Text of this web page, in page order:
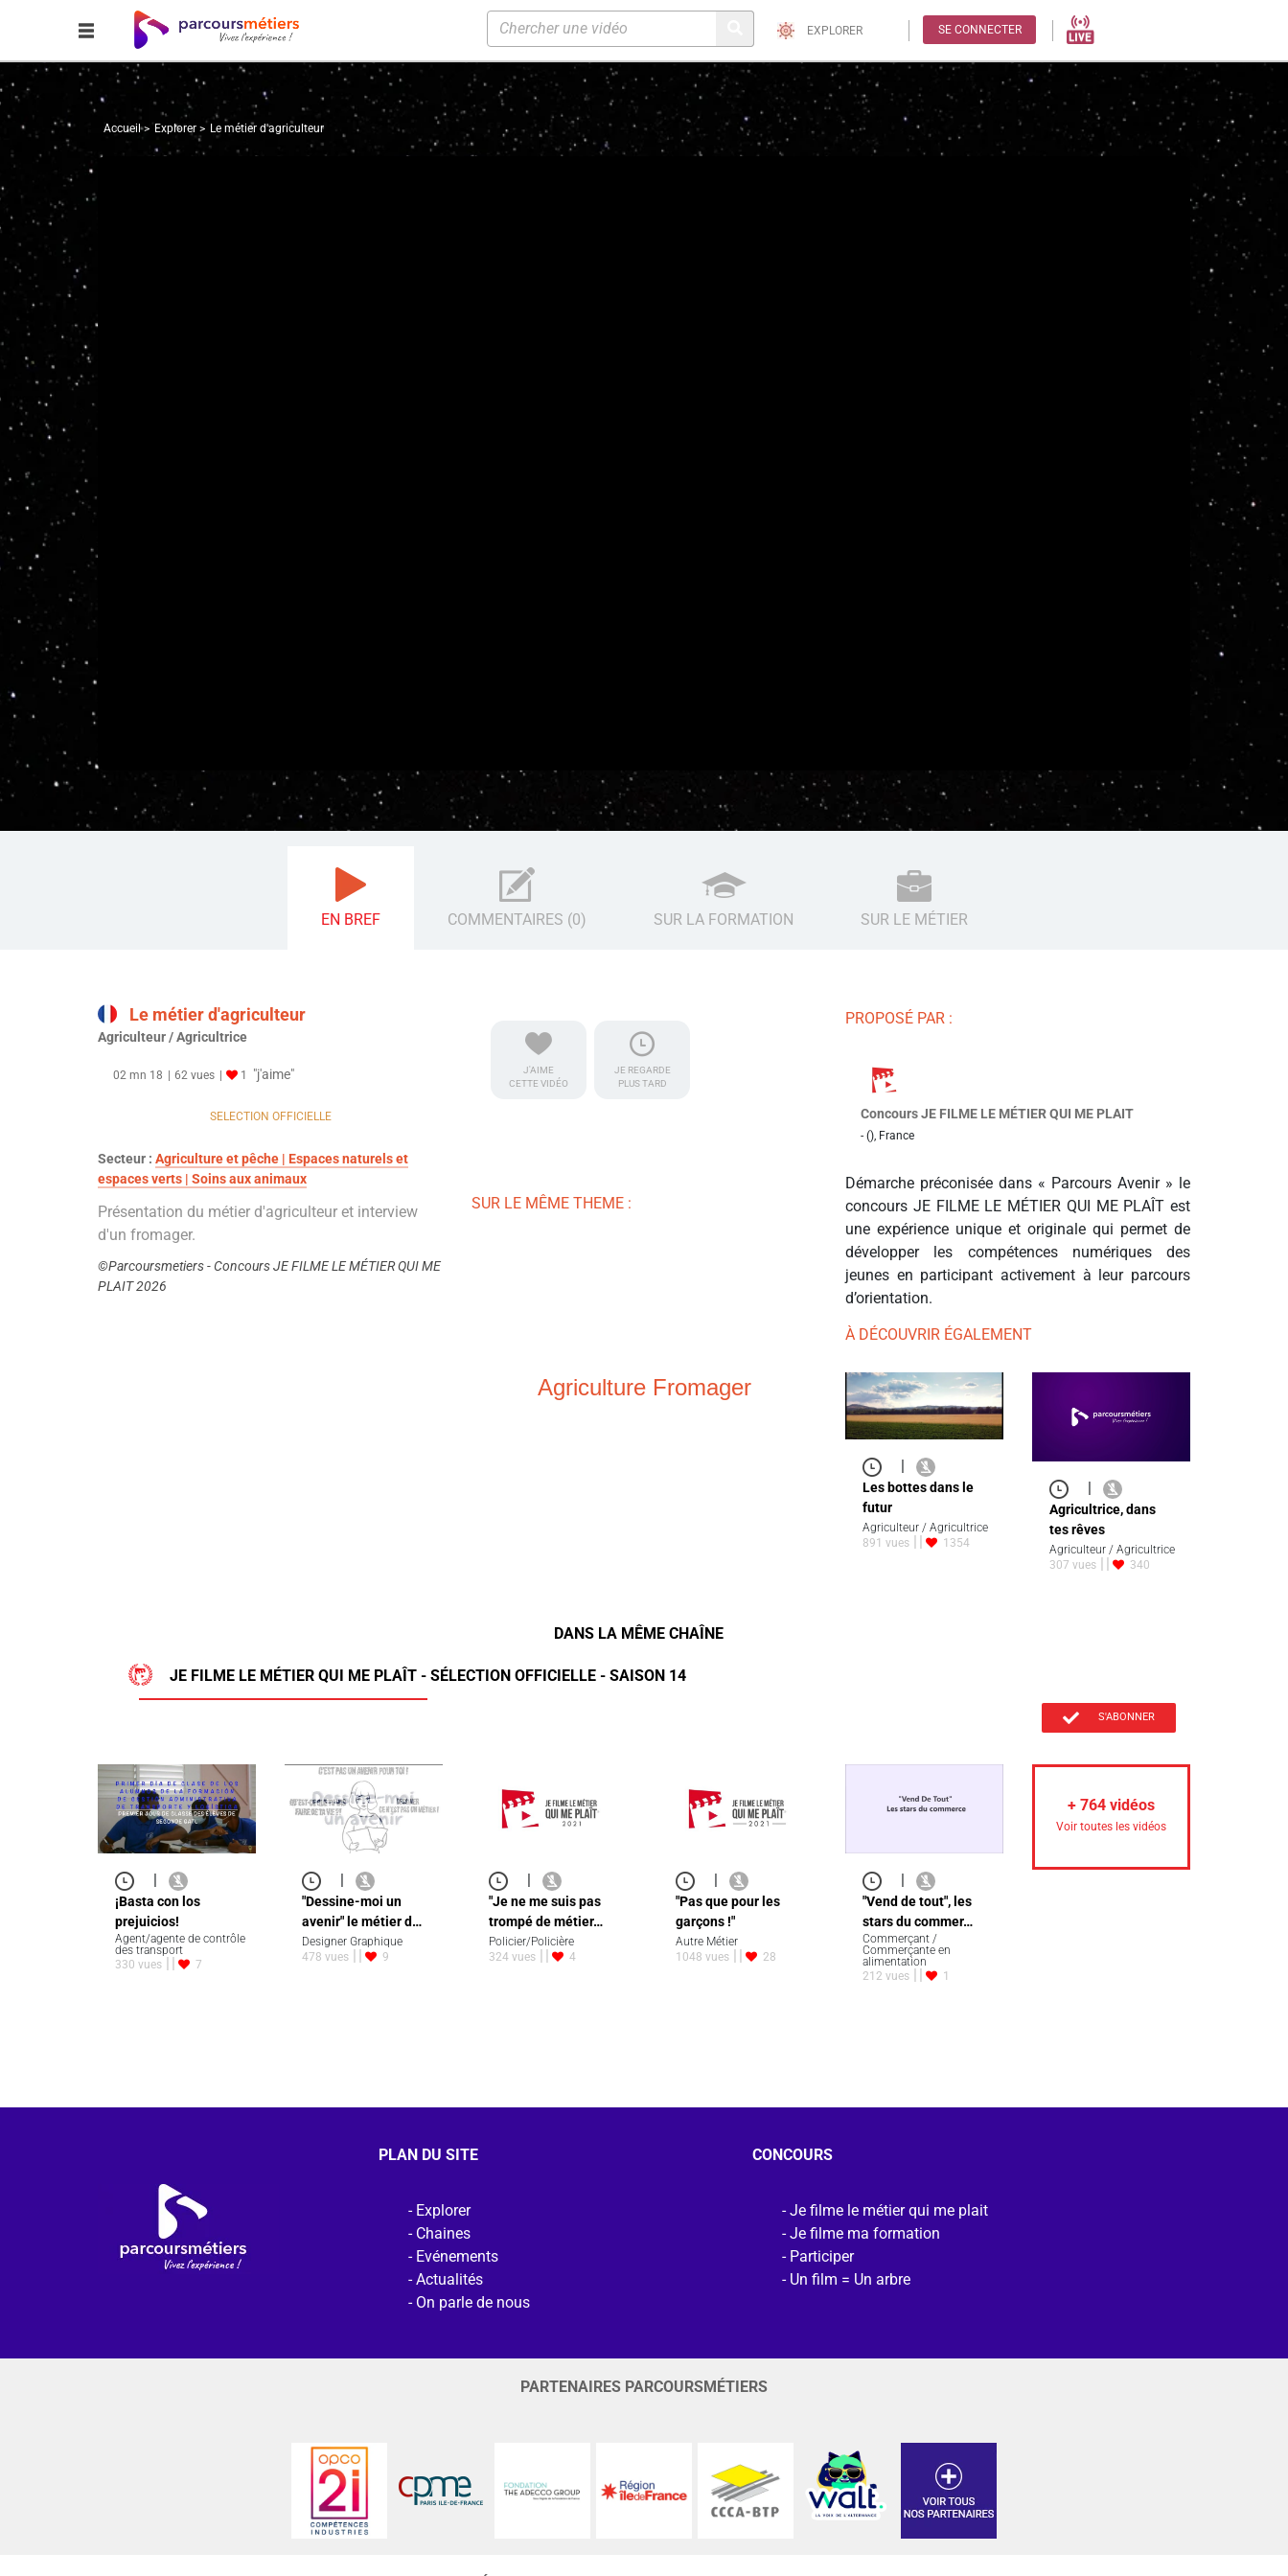
EXPLORER SE CONNECTER
Accueil Explorer Le métier d'agriculteur
EN BREF COMMENTAIRES (0) SUR LA FORMATION SUR LE MÉTIER
Le métier d'agriculteur
Agriculteur / Agricultrice
02 mn 18 62 vues 1 "j'aime"
SELECTION OFFICIELLE
Secteur : Agriculture et pêche | Espaces naturels et
espaces verts | Soins aux animaux
Présentation du métier d'agriculteur et interview
d'un fromager.
©Parcoursmetiers - Concours JE FILME LE MÉTIER QUI ME
PLAIT 2026
J'AIME
CETTE VIDÉO
JE REGARDE
PLUS TARD
SUR LE MÊME THEME :
Agriculture Fromager
PROPOSÉ PAR :
Concours JE FILME LE MÉTIER QUI ME PLAIT
- (), France
Démarche préconisée dans « Parcours Avenir » le
concours JE FILME LE MÉTIER QUI ME PLAÎT est
une expérience unique et originale qui permet de
développer les compétences numériques des
jeunes en participant activement à leur parcours
d’orientation.
À DÉCOUVRIR ÉGALEMENT
|
Les bottes dans le
futur
Agriculteur / Agricultrice
891 vues
1354
|
Agricultrice, dans
tes rêves
Agriculteur / Agricultrice
307 vues
340
DANS LA MÊME CHAÎNE
JE FILME LE MÉTIER QUI ME PLAÎT - SÉLECTION OFFICIELLE - SAISON 14
S'ABONNER
|
¡Basta con los
prejuicios!
Agent/agente de contrôle
des transport
330 vues
7
|
"Dessine-moi un
avenir" le métier d…
Designer Graphique
478 vues
9
|
"Je ne me suis pas
trompé de métier…
Policier/Policière
324 vues
4
|
"Pas que pour les
garçons !"
Autre Métier
1048 vues
28
|
"Vend de tout", les
stars du commer…
Commerçant /
Commerçante en
alimentation
212 vues
1
+ 764 vidéos
Voir toutes les vidéos
PLAN DU SITE
Explorer
Chaines
Evénements
Actualités
On parle de nous
CONCOURS
Je filme le métier qui me plait
Je filme ma formation
Participer
Un film = Un arbre
PARTENAIRES PARCOURSMÉTIERS